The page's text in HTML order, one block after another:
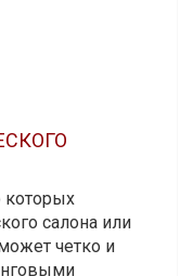
которых
салона или
четко и